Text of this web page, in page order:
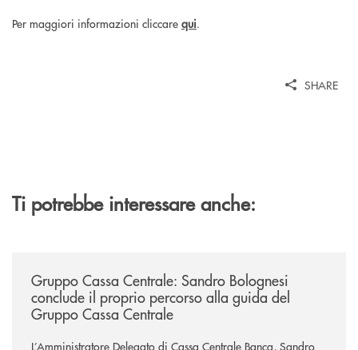
Per maggiori informazioni cliccare qui.
SHARE
Ti potrebbe interessare anche:
Gruppo Cassa Centrale: Sandro Bolognesi
conclude il proprio percorso alla guida del
Gruppo Cassa Centrale
L’Amministratore Delegato di Cassa Centrale Banca, Sandro